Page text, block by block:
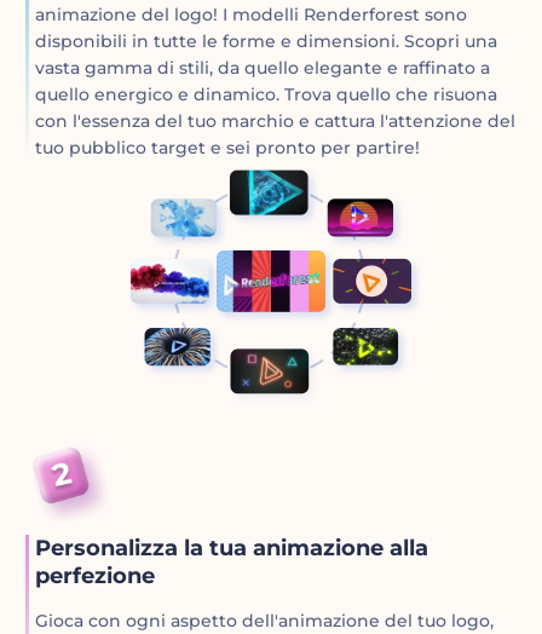
animazione del logo! I modelli Renderforest sono
disponibili in tutte le forme e dimensioni. Scopri una
vasta gamma di stili, da quello elegante e raffinato a
quello energico e dinamico. Trova quello che risuona
con l'essenza del tuo marchio e cattura l'attenzione del
tuo pubblico target e sei pronto per partire!
Personalizza la tua animazione alla
perfezione
Gioca con ogni aspetto dell'animazione del tuo logo,